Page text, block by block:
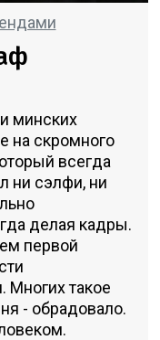
минских
на скромного
всегда
ни сэлфи, ни
делая кадры.
первой
Многих такое
- обрадовало.